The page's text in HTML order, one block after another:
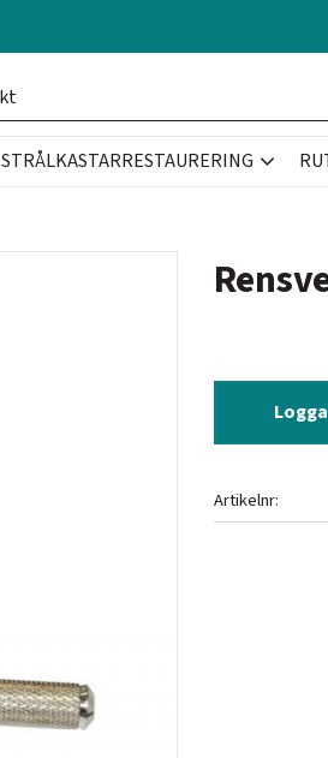
STRÅLKASTARRESTAURERING
Artikelnr